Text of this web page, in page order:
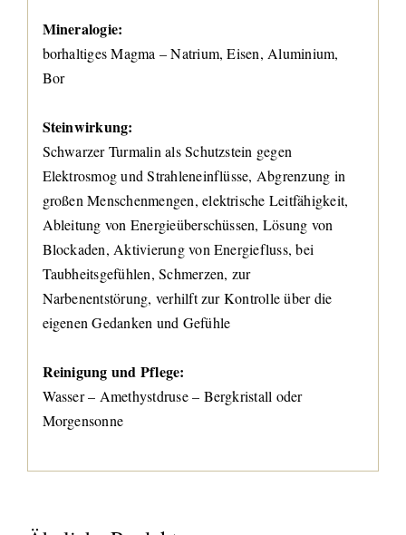
Mineralogie:
borhaltiges Magma – Natrium, Eisen, Aluminium,
Bor
Steinwirkung:
Schwarzer Turmalin als Schutzstein gegen
Elektrosmog und Strahleneinflüsse, Abgrenzung in
großen Menschenmengen, elektrische Leitfähigkeit,
Ableitung von Energieüberschüssen, Lösung von
Blockaden, Aktivierung von Energiefluss, bei
Taubheitsgefühlen, Schmerzen, zur
Narbenentstörung, verhilft zur Kontrolle über die
eigenen Gedanken und Gefühle
Reinigung und Pflege:
Wasser – Amethystdruse – Bergkristall oder
Morgensonne